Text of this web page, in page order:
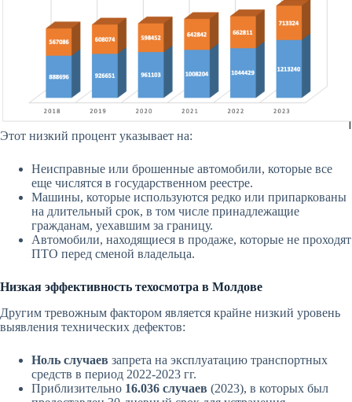
Этот низкий процент указывает на:
Неисправные или брошенные автомобили, которые все
еще числятся в государственном реестре.
Машины, которые используются редко или припаркованы
на длительный срок, в том числе принадлежащие
гражданам, уехавшим за границу.
Автомобили, находящиеся в продаже, которые не проходят
ПТО перед сменой владельца.
Низкая эффективность техосмотра в Молдове
Другим тревожным фактором является крайне низкий уровень
выявления технических дефектов:
Ноль случаев запрета на эксплуатацию транспортных
средств в период 2022-2023 гг.
Приблизительно 16.036 случаев (2023), в которых был